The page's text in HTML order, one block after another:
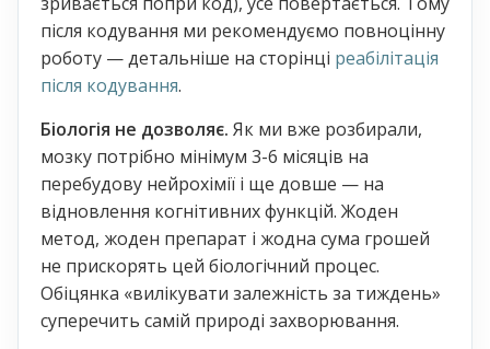
після кодування ми рекомендуємо повноцінну
роботу — детальніше на сторінці реабілітація
після кодування.
Біологія не дозволяє. Як ми вже розбирали,
мозку потрібно мінімум 3-6 місяців на
перебудову нейрохімії і ще довше — на
відновлення когнітивних функцій. Жоден
метод, жоден препарат і жодна сума грошей
не прискорять цей біологічний процес.
Обіцянка «вилікувати залежність за тиждень»
суперечить самій природі захворювання.